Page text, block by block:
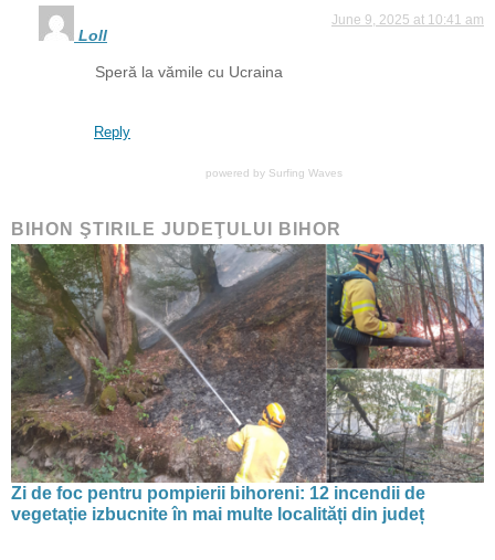
Loll
June 9, 2025 at 10:41 am
Speră la vămile cu Ucraina
Reply
powered by Surfing Waves
BIHON ŞTIRILE JUDEŢULUI BIHOR
Zi de foc pentru pompierii bihoreni: 12 incendii de
vegetație izbucnite în mai multe localități din județ